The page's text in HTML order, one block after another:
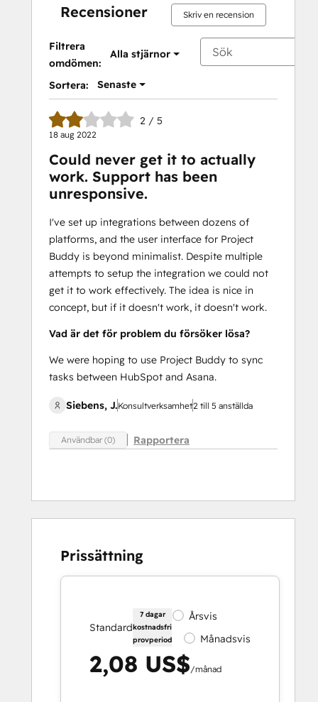
Recensioner Skriv en recension
Filtrera
omdömen:
Alla stjärnor
Sortera: Senaste
2 / 5
18 aug 2022
Could never get it to actually
work. Support has been
unresponsive.
I've set up integrations between dozens of
platforms, and the user interface for Project
Buddy is beyond minimalist. Despite multiple
attempts to setup the integration we could not
get it to work effectively. The idea is nice in
concept, but if it doesn't work, it doesn't work.
Vad är det för problem du försöker lösa?
We were hoping to use Project Buddy to sync
tasks between HubSpot and Asana.
Siebens, J.Konsultverksamhet2 till 5 anställda
Användbar (0) Rapportera
Prissättning
Standard
7 dagar
kostnadsfri
provperiod
Årsvis
Månadsvis
2,08 US$/månad